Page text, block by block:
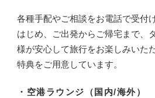
各種手配やご相談をお電話で受付
はじめ、ご出発からご帰宅まで、
様が安心して旅行をお楽しみいた
特典をご用意しています。
・空港ラウンジ（国内/海外）